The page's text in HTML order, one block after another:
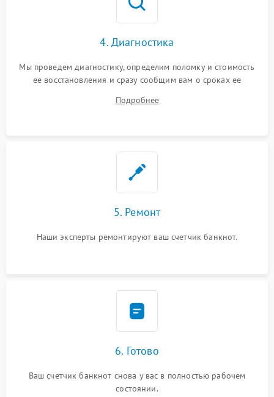
4. Диагностика
Мы проведем диагностику, определим поломку и стоимость
ее восстановления и сразу сообщим вам о сроках ее
Подробнее
5. Ремонт
Наши эксперты ремонтируют ваш счетчик банкнот.
6. Готово
Ваш счетчик банкнот снова у вас в полностью рабочем
состоянии.